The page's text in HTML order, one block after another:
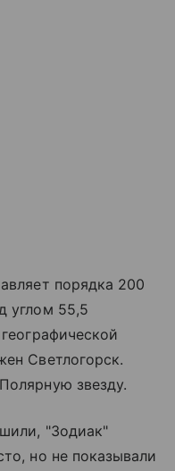
порядка 200
углом 55,5
Светлогорск.
звезду.
"Зодиак"
но не показывали